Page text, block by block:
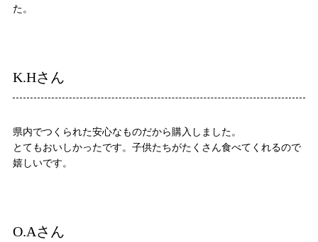
た。
K.Hさん
県内でつくられた安心なものだから購入しました。
とてもおいしかったです。子供たちがたくさん食べてくれるので
嬉しいです。
O.Aさん